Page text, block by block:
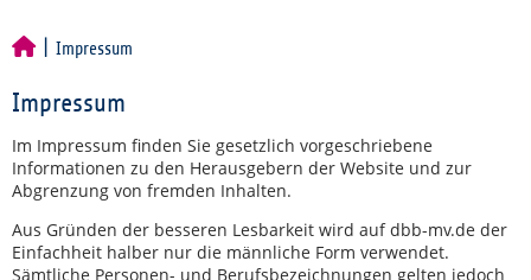
Impressum
Impressum
Im Impressum finden Sie gesetzlich vorgeschriebene
Informationen zu den Herausgebern der Website und zur
Abgrenzung von fremden Inhalten.
Aus Gründen der besseren Lesbarkeit wird auf dbb-mv.de der
Einfachheit halber nur die männliche Form verwendet.
Sämtliche Personen- und Berufsbezeichnungen gelten jedoch